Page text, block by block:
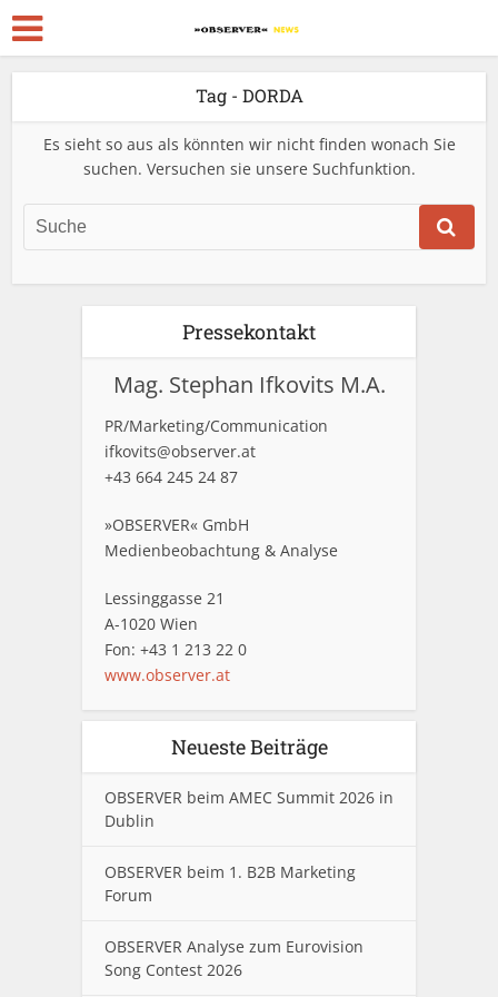
Tag - DORDA
Es sieht so aus als könnten wir nicht finden wonach Sie
suchen. Versuchen sie unsere Suchfunktion.
Pressekontakt
Mag. Stephan Ifkovits M.A.
PR/Marketing/Communication
ifkovits@observer.at
+43 664 245 24 87
»OBSERVER« GmbH
Medienbeobachtung & Analyse
Lessinggasse 21
A-1020 Wien
Fon: +43 1 213 22 0
www.observer.at
Neueste Beiträge
OBSERVER beim AMEC Summit 2026 in
Dublin
OBSERVER beim 1. B2B Marketing
Forum
OBSERVER Analyse zum Eurovision
Song Contest 2026